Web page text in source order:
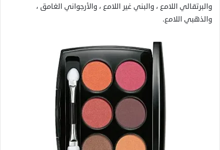
والبرتقالي اللامع ، والبني غير اللامع ، والأرجواني الغامق ،
والذهبي اللامع.